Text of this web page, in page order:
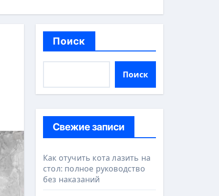
Поиск
Поиск
Свежие записи
Как отучить кота лазить на
стол: полное руководство
без наказаний